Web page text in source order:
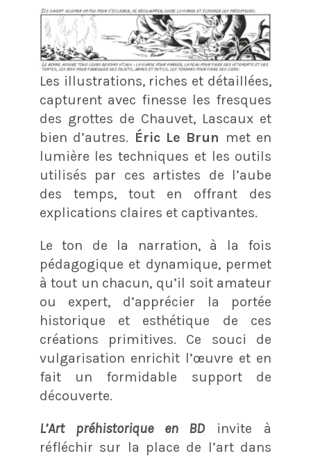
Les illustrations, riches et détaillées,
capturent avec finesse les fresques
des grottes de Chauvet, Lascaux et
bien d’autres. Éric Le Brun met en
lumière les techniques et les outils
utilisés par ces artistes de l’aube
des temps, tout en offrant des
explications claires et captivantes.
Le ton de la narration, à la fois
pédagogique et dynamique, permet
à tout un chacun, qu’il soit amateur
ou expert, d’apprécier la portée
historique et esthétique de ces
créations primitives. Ce souci de
vulgarisation enrichit l’œuvre et en
fait un formidable support de
découverte.
L’Art préhistorique en BDinvite à
réfléchir sur la place de l’art dans